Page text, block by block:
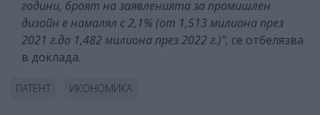
години, броят на заявленията за промишлен
дизайн е намалял с 2,1% (от 1,513 милиона през
2021 г.до 1,482 милиона през 2022 г.)", се отбелязва
в доклада.
ПАТЕНТ ИКОНОМИКА